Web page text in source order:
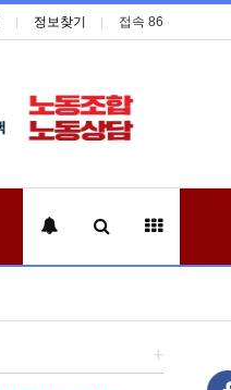
정보찾기 접속 86
+